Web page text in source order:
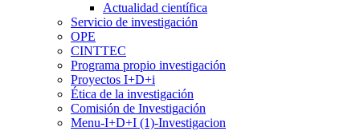
Actualidad científica
Servicio de investigación
OPE
CINTTEC
Programa propio investigación
Proyectos I+D+i
Ética de la investigación
Comisión de Investigación
Menu-I+D+I (1)-Investigacion